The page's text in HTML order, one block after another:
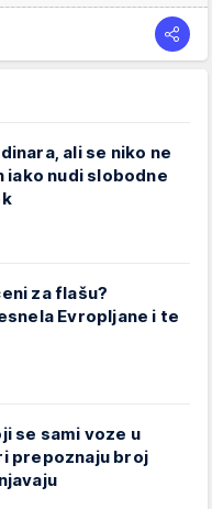
ali se niko ne
iako nudi slobodne
za flašu?
Evropljane i te
se sami voze u
prepoznaju broj